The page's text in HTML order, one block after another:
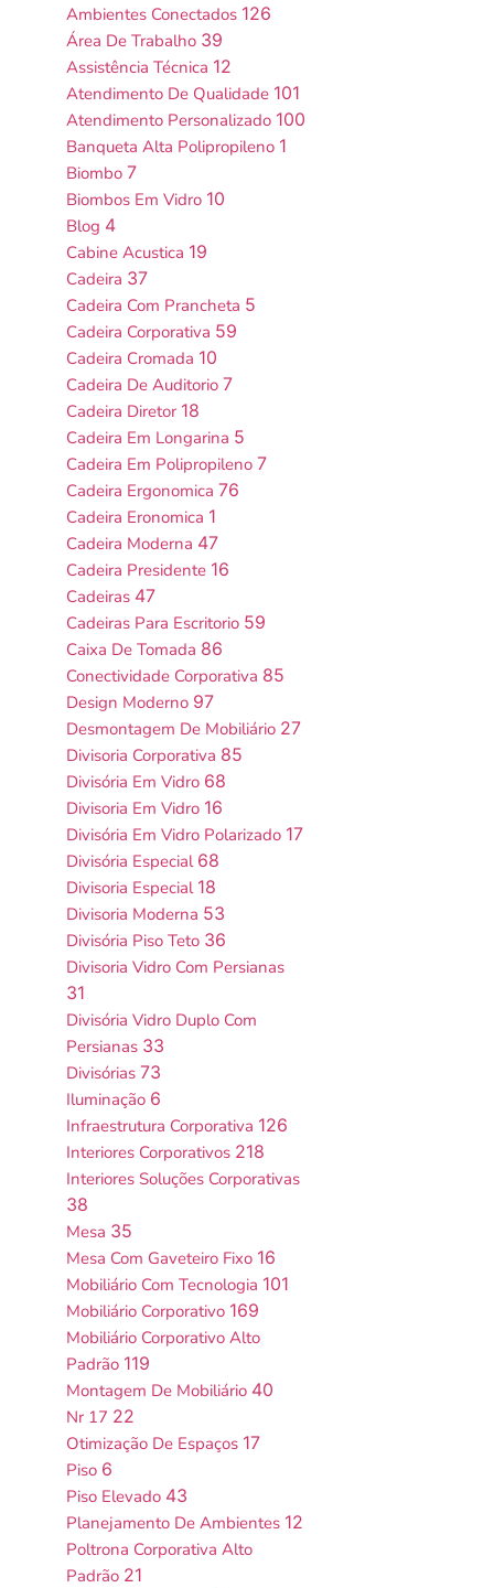
Ambientes Conectados 126
Área De Trabalho 39
Assistência Técnica 12
Atendimento De Qualidade 101
Atendimento Personalizado 100
Banqueta Alta Polipropileno 1
Biombo 7
Biombos Em Vidro 10
Blog 4
Cabine Acustica 19
Cadeira 37
Cadeira Com Prancheta 5
Cadeira Corporativa 59
Cadeira Cromada 10
Cadeira De Auditorio 7
Cadeira Diretor 18
Cadeira Em Longarina 5
Cadeira Em Polipropileno 7
Cadeira Ergonomica 76
Cadeira Eronomica 1
Cadeira Moderna 47
Cadeira Presidente 16
Cadeiras 47
Cadeiras Para Escritorio 59
Caixa De Tomada 86
Conectividade Corporativa 85
Design Moderno 97
Desmontagem De Mobiliário 27
Divisoria Corporativa 85
Divisória Em Vidro 68
Divisoria Em Vidro 16
Divisória Em Vidro Polarizado 17
Divisória Especial 68
Divisoria Especial 18
Divisoria Moderna 53
Divisória Piso Teto 36
Divisoria Vidro Com Persianas
31
Divisória Vidro Duplo Com
Persianas 33
Divisórias 73
Iluminação 6
Infraestrutura Corporativa 126
Interiores Corporativos 218
Interiores Soluções Corporativas
38
Mesa 35
Mesa Com Gaveteiro Fixo 16
Mobiliário Com Tecnologia 101
Mobiliário Corporativo 169
Mobiliário Corporativo Alto
Padrão 119
Montagem De Mobiliário 40
Nr 17 22
Otimização De Espaços 17
Piso 6
Piso Elevado 43
Planejamento De Ambientes 12
Poltrona Corporativa Alto
Padrão 21